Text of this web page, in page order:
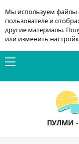
Мы используем файлы
пользователе и
другие материалы.
или изменить
ПУЛМИ -